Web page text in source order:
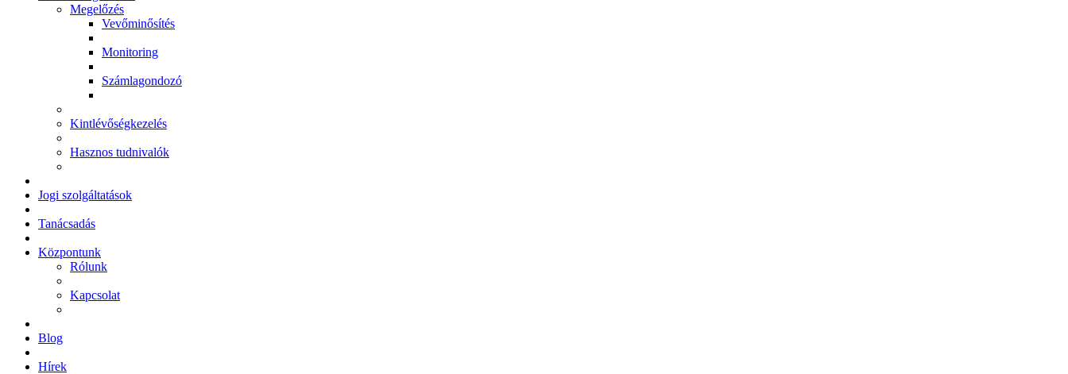
Megelőzés
Vevőminősítés
Monitoring
Számlagondozó
Kintlévőségkezelés
Hasznos tudnivalók
Jogi szolgáltatások
Tanácsadás
Központunk
Rólunk
Kapcsolat
Blog
Hírek